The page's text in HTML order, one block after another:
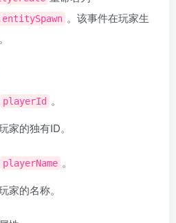
。该事件在玩家生
playerId 。
家的独有ID。
playerName 。
家的名称。